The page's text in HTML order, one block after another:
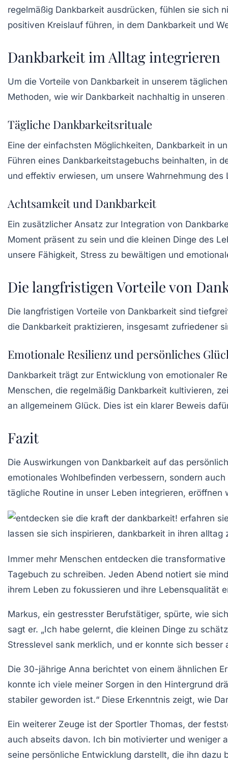
regelmäßig Dankbarkeit ausdrücken, fühlen sie sich
positiven Kreislauf führen, in dem Dankbarkeit und
Dankbarkeit im Alltag integrieren
Um die Vorteile von Dankbarkeit in unserem
Methoden, wie wir Dankbarkeit nachhaltig in
Tägliche Dankbarkeitsrituale
Eine der einfachsten Möglichkeiten, Dankbarkeit in
Führen eines Dankbarkeitstagebuchs beinhalten, in
und effektiv erwiesen, um unsere Wahrnehmung
Achtsamkeit und Dankbarkeit
Ein zusätzlicher Ansatz zur Integration von
Moment präsent zu sein und die kleinen Dinge des
unsere Fähigkeit, Stress zu bewältigen und
Die langfristigen Vorteile von
Die langfristigen Vorteile von Dankbarkeit sind
die Dankbarkeit praktizieren, insgesamt zufriedener
Emotionale Resilienz und persönliches
Dankbarkeit trägt zur Entwicklung von emotionaler
Menschen, die regelmäßig Dankbarkeit kultivieren,
an allgemeinem Glück. Dies ist ein klarer Beweis
Fazit
Die Auswirkungen von Dankbarkeit auf das
emotionales Wohlbefinden verbessern, sondern
tägliche Routine in unser Leben integrieren,
Immer mehr Menschen entdecken die
Tagebuch zu schreiben. Jeden Abend notiert sie
ihrem Leben zu fokussieren und ihre Lebensqualität
Markus, ein gestresster Berufstätiger, spürte, wie
sagt er. „Ich habe gelernt, die kleinen Dinge zu
Stresslevel sank merklich, und er konnte sich
Die 30-jährige Anna berichtet von einem ähnlichen
konnte ich viele meiner Sorgen in den Hintergrund
stabiler geworden ist.“ Diese Erkenntnis zeigt, wie
Ein weiterer Zeuge ist der Sportler Thomas, der
auch abseits davon. Ich bin motivierter und weniger
seine persönliche Entwicklung darstellt, die ihn